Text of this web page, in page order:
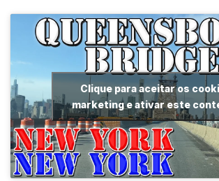
Clique para aceitar os
marketing e ativar este